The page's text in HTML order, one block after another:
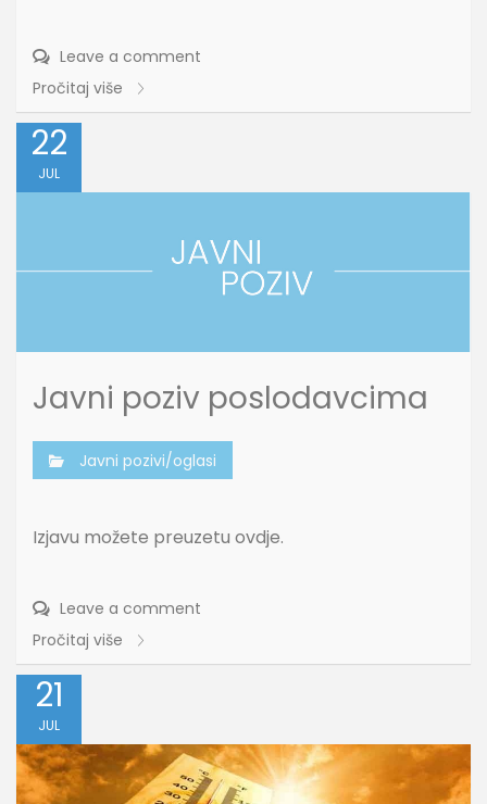
Leave a comment
Pročitaj više
22
JUL
Javni poziv poslodavcima
Javni pozivi/oglasi
Izjavu možete preuzetu ovdje.
Leave a comment
Pročitaj više
21
JUL